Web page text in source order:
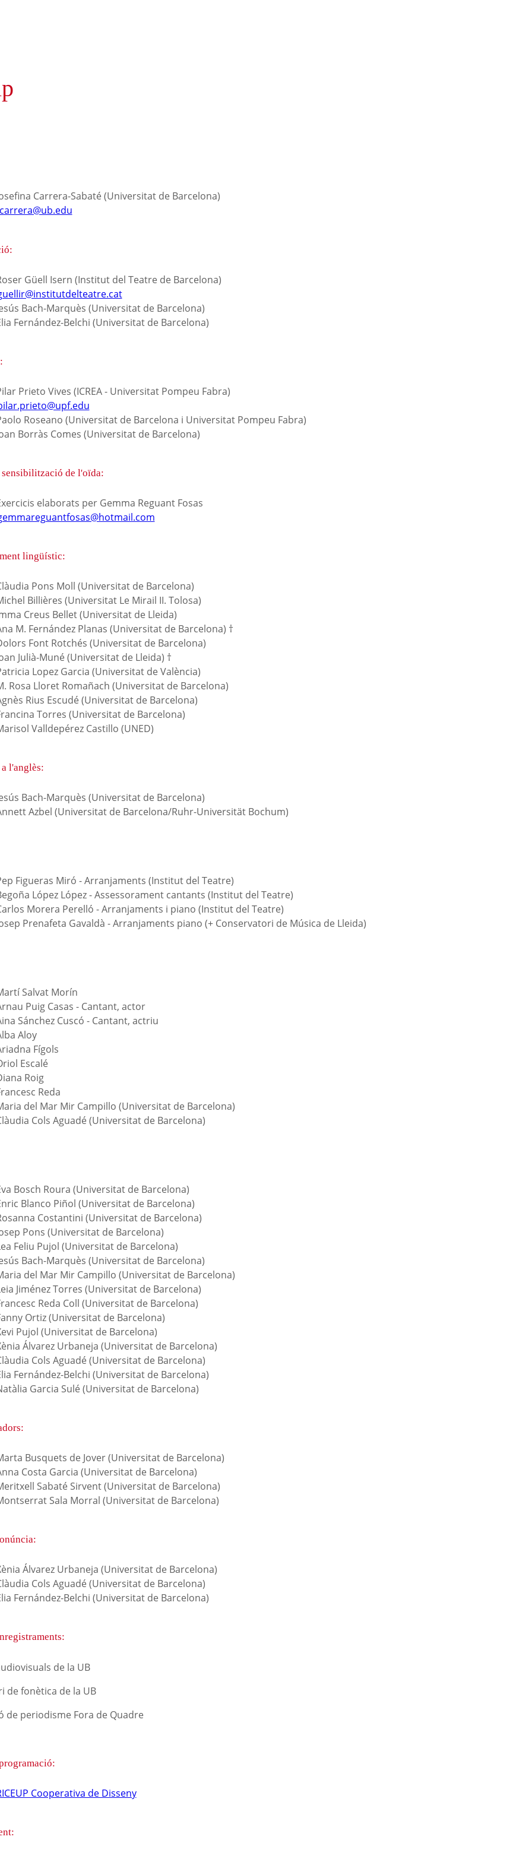
Carrera-Sabaté (Universitat de Barcelona)
Güell Isern (Institut del Teatre de Barcelona)
Bach-Marquès (Universitat de Barcelona)
Fernández-Belchi (Universitat de Barcelona)
Prieto Vives (ICREA - Universitat Pompeu Fabra)
Roseano (Universitat de Barcelona i Universitat Pompeu Fabra)
Borràs Comes (Universitat de Barcelona)
sensibilització de l'oïda:
elaborats per Gemma Reguant Fosas
lingüístic:
Pons Moll (Universitat de Barcelona)
Billières (Universitat Le Mirail II. Tolosa)
Creus Bellet (Universitat de Lleida)
M. Fernández Planas (Universitat de Barcelona) †
Font Rotchés (Universitat de Barcelona)
Julià-Muné (Universitat de Lleida) †
Lopez Garcia (Universitat de València)
Rosa Lloret Romañach (Universitat de Barcelona)
Rius Escudé (Universitat de Barcelona)
Torres (Universitat de Barcelona)
Valldepérez Castillo (UNED)
l'anglès:
Bach-Marquès (Universitat de Barcelona)
Azbel (Universitat de Barcelona/Ruhr-Universität Bochum)
Figueras Miró - Arranjaments (Institut del Teatre)
López López - Assessorament cantants (Institut del Teatre)
Morera Perelló - Arranjaments i piano (Institut del Teatre)
Prenafeta Gavaldà - Arranjaments piano (+ Conservatori de Música de Lleida)
Salvat Morín
Puig Casas - Cantant, actor
Sánchez Cuscó - Cantant, actriu
Aloy
Fígols
Escalé
Roig
Reda
del Mar Mir Campillo (Universitat de Barcelona)
Cols Aguadé (Universitat de Barcelona)
Bosch Roura (Universitat de Barcelona)
Blanco Piñol (Universitat de Barcelona)
Costantini (Universitat de Barcelona)
Pons (Universitat de Barcelona)
Feliu Pujol (Universitat de Barcelona)
Bach-Marquès (Universitat de Barcelona)
del Mar Mir Campillo (Universitat de Barcelona)
Jiménez Torres (Universitat de Barcelona)
Reda Coll (Universitat de Barcelona)
Ortiz (Universitat de Barcelona)
Pujol (Universitat de Barcelona)
Álvarez Urbaneja (Universitat de Barcelona)
Cols Aguadé (Universitat de Barcelona)
Fernández-Belchi (Universitat de Barcelona)
Garcia Sulé (Universitat de Barcelona)
Busquets de Jover (Universitat de Barcelona)
Costa Garcia (Universitat de Barcelona)
Sabaté Sirvent (Universitat de Barcelona)
Sala Morral (Universitat de Barcelona)
Álvarez Urbaneja (Universitat de Barcelona)
Cols Aguadé (Universitat de Barcelona)
Fernández-Belchi (Universitat de Barcelona)
de la UB
de fonètica de la UB
de periodisme Fora de Quadre
Cooperativa de Disseny